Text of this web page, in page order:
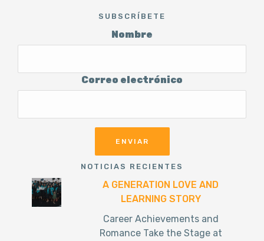
SUBSCRÍBETE
Nombre
Correo electrónico
NOTICIAS RECIENTES
A GENERATION LOVE AND
LEARNING STORY
Career Achievements and
Romance Take the Stage at